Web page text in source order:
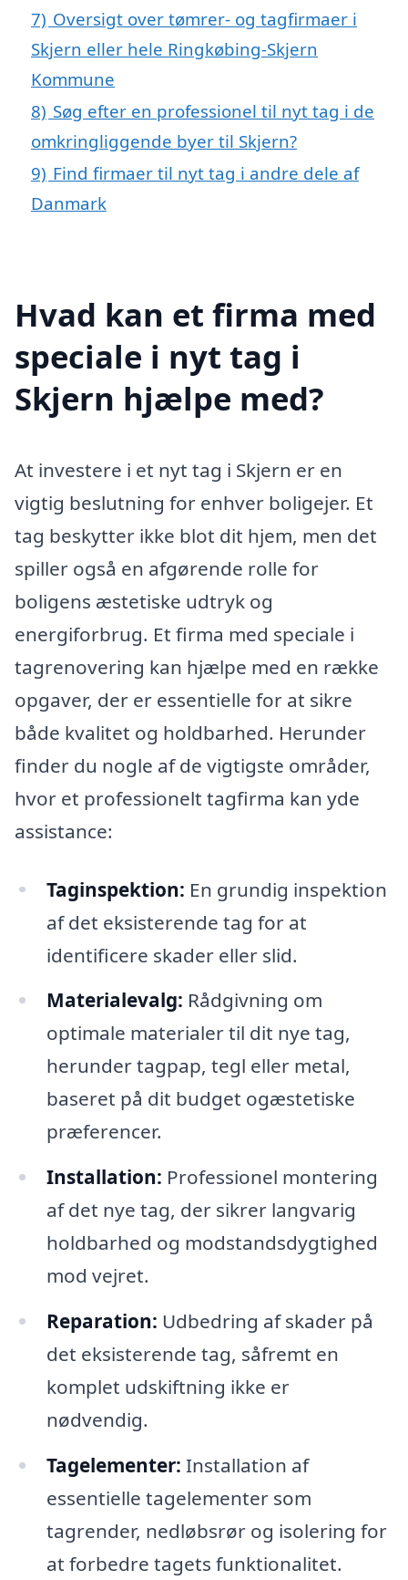
7) Oversigt over tømrer- og tagfirmaer i
Skjern eller hele Ringkøbing-Skjern
Kommune
8) Søg efter en professionel til nyt tag i de
omkringliggende byer til Skjern?
9) Find firmaer til nyt tag i andre dele af
Danmark
Hvad kan et firma med
speciale i nyt tag i
Skjern hjælpe med?
At investere i et nyt tag i Skjern er en
vigtig beslutning for enhver boligejer. Et
tag beskytter ikke blot dit hjem, men det
spiller også en afgørende rolle for
boligens æstetiske udtryk og
energiforbrug. Et firma med speciale i
tagrenovering kan hjælpe med en række
opgaver, der er essentielle for at sikre
både kvalitet og holdbarhed. Herunder
finder du nogle af de vigtigste områder,
hvor et professionelt tagfirma kan yde
assistance:
Taginspektion: En grundig inspektion
af det eksisterende tag for at
identificere skader eller slid.
Materialevalg: Rådgivning om
optimale materialer til dit nye tag,
herunder tagpap, tegl eller metal,
baseret på dit budget ogæstetiske
præferencer.
Installation: Professionel montering
af det nye tag, der sikrer langvarig
holdbarhed og modstandsdygtighed
mod vejret.
Reparation: Udbedring af skader på
det eksisterende tag, såfremt en
komplet udskiftning ikke er
nødvendig.
Tagelementer: Installation af
essentielle tagelementer som
tagrender, nedløbsrør og isolering for
at forbedre tagets funktionalitet.